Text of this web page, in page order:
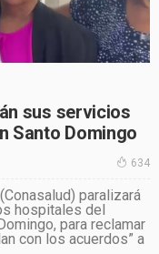
sus servicios
Santo Domingo
634
paralizará
hospitales del
para reclamar
con los acuerdos” a